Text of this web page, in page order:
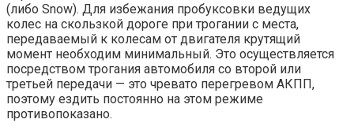
(либо Snow). Для избежания пробуксовки ведущих
колес на скользкой дороге при трогании с места,
передаваемый к колесам от двигателя крутящий
момент необходим минимальный. Это осуществляется
посредством трогания автомобиля со второй или
третьей передачи — это чревато перегревом АКПП,
поэтому ездить постоянно на этом режиме
противопоказано.